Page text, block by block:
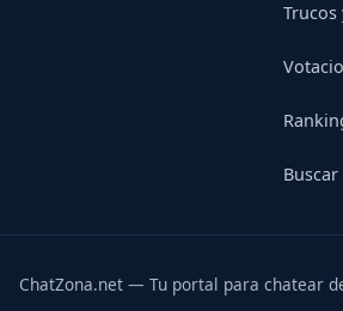
Trucos
Buscar
ChatZona.net — Tu portal para chatear